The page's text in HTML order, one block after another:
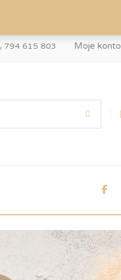
794 615 803 Moje konto